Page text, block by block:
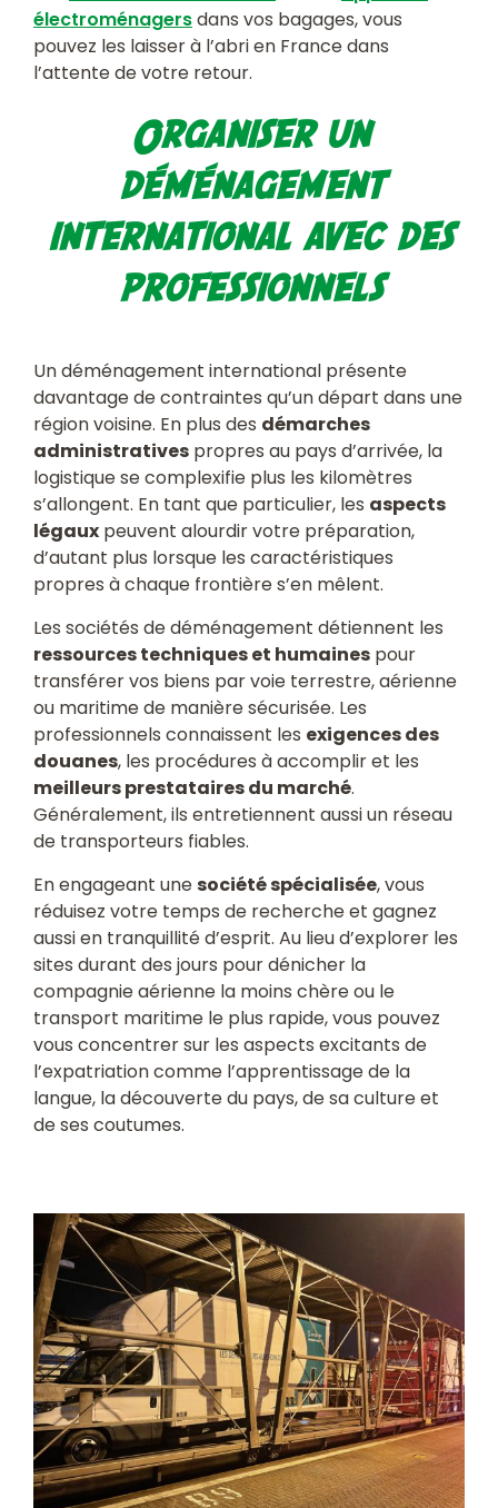
électroménagersdans vos bagages, vous
pouvez les laisser à l’abri en France dans
l’attente de votre retour.
Organiser un
déménagement
international avec des
professionnels
Un déménagement international présente
davantage de contraintes qu’un départ dans une
région voisine. En plus des démarches
administratives propres au pays d’arrivée, la
logistique se complexifie plus les kilomètres
s’allongent. En tant que particulier, les aspects
légaux peuvent alourdir votre préparation,
d’autant plus lorsque les caractéristiques
propres à chaque frontière s’en mêlent.
Les sociétés de déménagement détiennent les
ressources techniques et humaines pour
transférer vos biens par voie terrestre, aérienne
ou maritime de manière sécurisée. Les
professionnels connaissent les exigences des
douanes, les procédures à accomplir et les
meilleurs prestataires du marché.
Généralement, ils entretiennent aussi un réseau
de transporteurs fiables.
En engageant une société spécialisée, vous
réduisez votre temps de recherche et gagnez
aussi en tranquillité d’esprit. Au lieu d’explorer les
sites durant des jours pour dénicher la
compagnie aérienne la moins chère ou le
transport maritime le plus rapide, vous pouvez
vous concentrer sur les aspects excitants de
l’expatriation comme l’apprentissage de la
langue, la découverte du pays, de sa culture et
de ses coutumes.